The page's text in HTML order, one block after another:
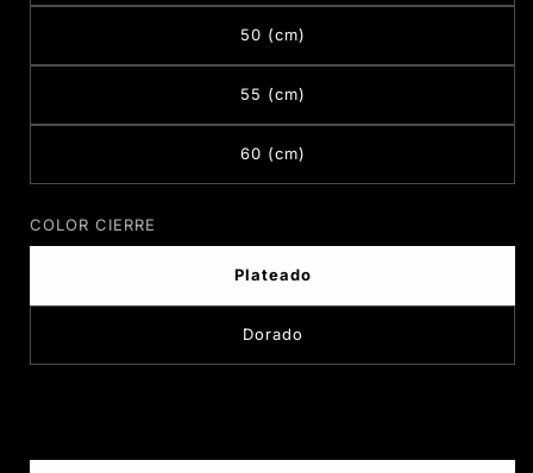
50 (cm)
55 (cm)
60 (cm)
COLOR CIERRE
Plateado
Dorado